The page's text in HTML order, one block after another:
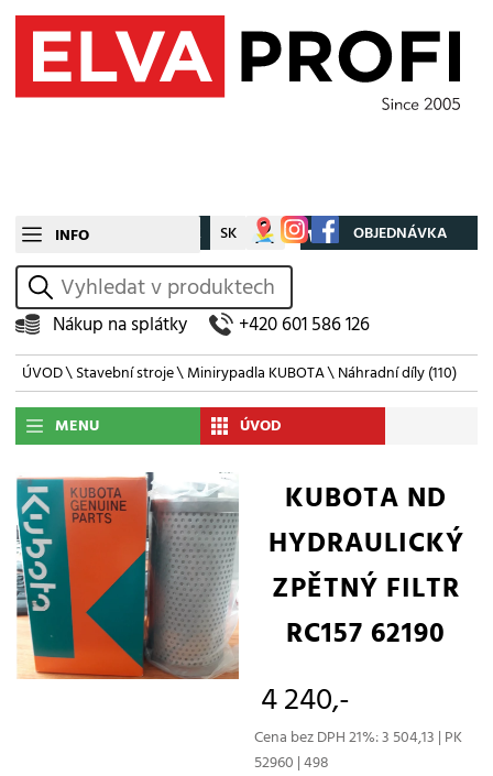
INFO CZ SK Můj účet OBJEDNÁVKA
vyhledat
Nákup na splátky +420 601 586 126
ÚVOD\Stavební stroje\Minirypadla KUBOTA\Náhradní díly(110)
MENU ÚVOD
KUBOTA ND
HYDRAULICKÝ
ZPĚTNÝ FILTR
RC157 62190
4 240,-
Cena bez DPH 21%: 3 504,13 | PK
52960 | 498